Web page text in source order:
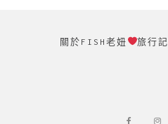
關於FISH老妞 旅行